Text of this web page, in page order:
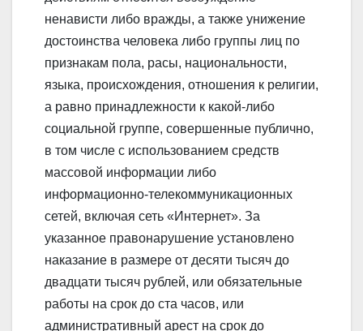
ненависти либо вражды, а также унижение
достоинства человека либо группы лиц по
признакам пола, расы, национальности,
языка, происхождения, отношения к религии,
а равно принадлежности к какой-либо
социальной группе, совершенные публично,
в том числе с использованием средств
массовой информации либо
информационно-телекоммуникационных
сетей, включая сеть «Интернет». За
указанное правонарушение установлено
наказание в размере от десяти тысяч до
двадцати тысяч рублей, или обязательные
работы на срок до ста часов, или
административный арест на срок до